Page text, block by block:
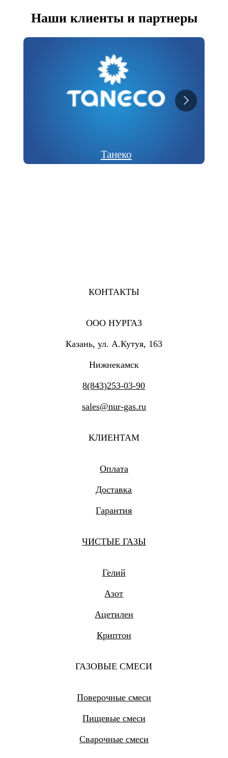
Наши клиенты и партнеры
Танеко
КОНТАКТЫ
ООО НУРГАЗ
Казань, ул. А.Кутуя, 163
Нижнекамск
8(843)253-03-90
sales@nur-gas.ru
КЛИЕНТАМ
Оплата
Доставка
Гарантия
ЧИСТЫЕ ГАЗЫ
Гелий
Азот
Ацетилен
Криптон
ГАЗОВЫЕ СМЕСИ
Поверочные смеси
Пищевые смеси
Сварочные смеси